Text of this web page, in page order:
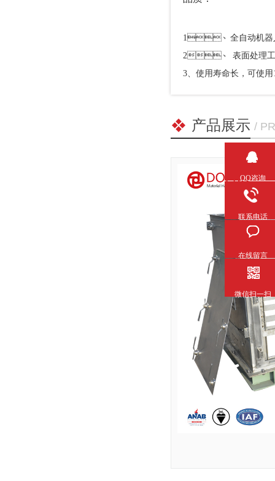
1、 全自动机器人
2、 表面处理工
3、使用寿命长，可使用
产品展示 /
QQ咨询
联系电话
在线留言
微信扫一扫